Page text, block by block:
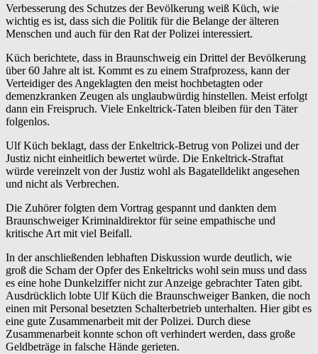
Verbesserung des Schutzes der Bevölkerung weiß Küch, wie
wichtig es ist, dass sich die Politik für die Belange der älteren
Menschen und auch für den Rat der Polizei interessiert.
Küch berichtete, dass in Braunschweig ein Drittel der Bevölkerung
über 60 Jahre alt ist. Kommt es zu einem Strafprozess, kann der
Verteidiger des Angeklagten den meist hochbetagten oder
demenzkranken Zeugen als unglaubwürdig hinstellen. Meist erfolgt
dann ein Freispruch. Viele Enkeltrick-Taten bleiben für den Täter
folgenlos.
Ulf Küch beklagt, dass der Enkeltrick-Betrug von Polizei und der
Justiz nicht einheitlich bewertet würde. Die Enkeltrick-Straftat
würde vereinzelt von der Justiz wohl als Bagatelldelikt angesehen
und nicht als Verbrechen.
Die Zuhörer folgten dem Vortrag gespannt und dankten dem
Braunschweiger Kriminaldirektor für seine empathische und
kritische Art mit viel Beifall.
In der anschließenden lebhaften Diskussion wurde deutlich, wie
groß die Scham der Opfer des Enkeltricks wohl sein muss und dass
es eine hohe Dunkelziffer nicht zur Anzeige gebrachter Taten gibt.
Ausdrücklich lobte Ulf Küch die Braunschweiger Banken, die noch
einen mit Personal besetzten Schalterbetrieb unterhalten. Hier gibt es
eine gute Zusammenarbeit mit der Polizei. Durch diese
Zusammenarbeit konnte schon oft verhindert werden, dass große
Geldbeträge in falsche Hände gerieten.